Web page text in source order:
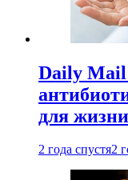
Daily
для
2 года спустя2